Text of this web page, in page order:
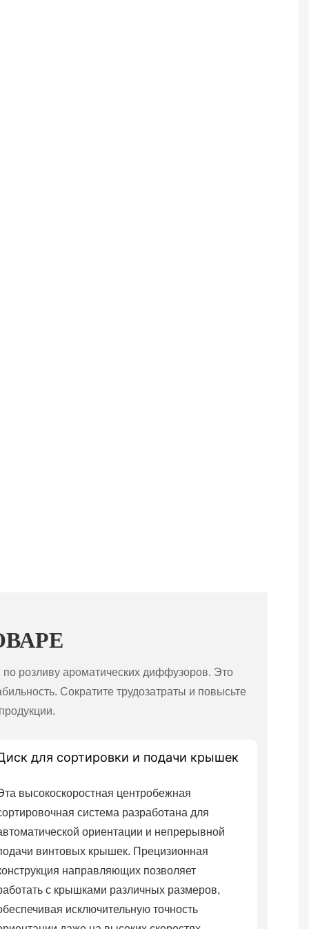
розливу ароматических диффузоров. Это
Сократите трудозатраты и повысьте
для сортировки и подачи крышек
высокоскоростная центробежная
система разработана для
ориентации и непрерывной
винтовых крышек. Прецизионная
направляющих позволяет
с крышками различных размеров,
исключительную точность